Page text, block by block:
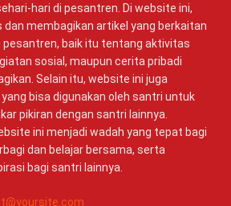
hari di pesantren. Di website ini,
membagikan artikel yang berkaitan
pesantren, baik itu tentang aktivitas
sosial, maupun cerita pribadi
Selain itu, website ini juga
bisa digunakan oleh santri untuk
pikiran dengan santri lainnya.
ini menjadi wadah yang tepat bagi
dan belajar bersama, serta
bagi santri lainnya.